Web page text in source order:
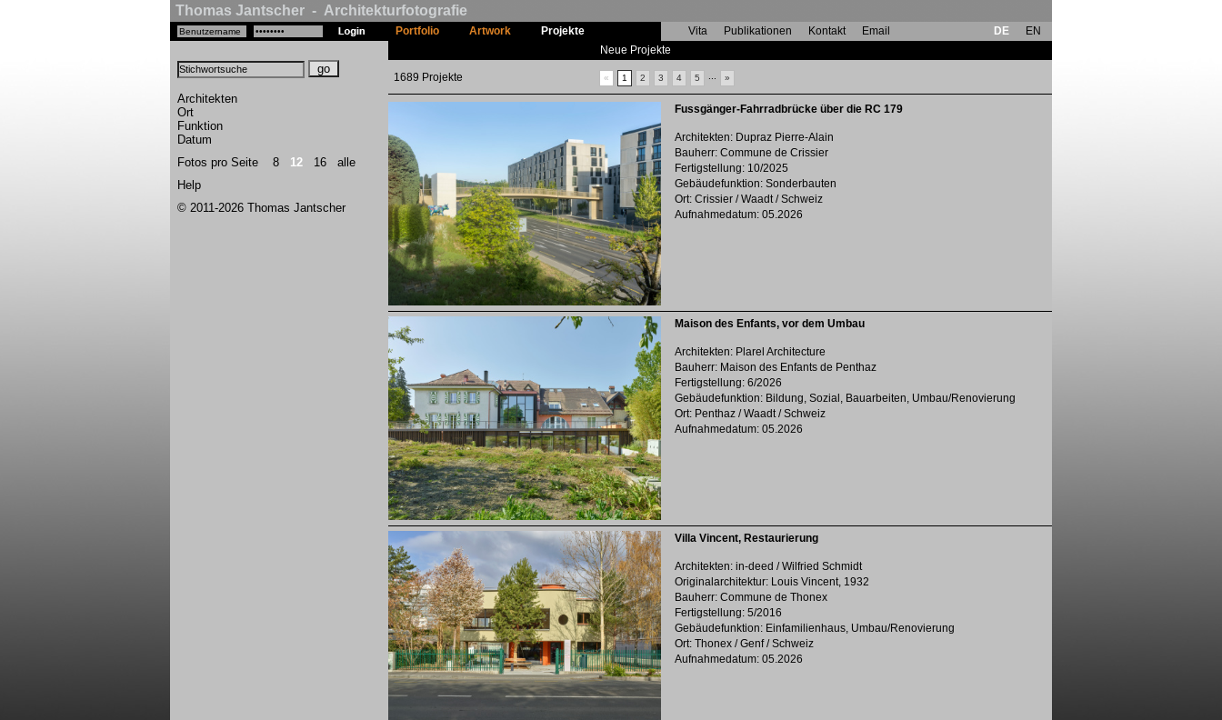
Thomas Jantscher - Architekturfotografie
Architekten
Ort
Funktion
Datum
Fotos pro Seite 8 12 16
alle
Help
© 2011-2026 Thomas Jantscher
Portfolio Artwork Projekte Vita Publikationen Kontakt Email DE
EN
Neue Projekte
1689 Projekte « 1 2 3 4 5 »
Fussgänger-Fahrradbrücke über die RC 179
Architekten: Dupraz Pierre-Alain
Bauherr: Commune de Crissier
Fertigstellung: 10/2025
Gebäudefunktion: Sonderbauten
Ort: Crissier / Waadt / Schweiz
Aufnahmedatum: 05.2026
Maison des Enfants, vor dem Umbau
Architekten: Plarel Architecture
Bauherr: Maison des Enfants de Penthaz
Fertigstellung: 6/2026
Gebäudefunktion: Bildung, Sozial, Bauarbeiten, Umbau/Renovierung
Ort: Penthaz / Waadt / Schweiz
Aufnahmedatum: 05.2026
Villa Vincent, Restaurierung
Architekten: in-deed / Wilfried Schmidt
Originalarchitektur: Louis Vincent, 1932
Bauherr: Commune de Thonex
Fertigstellung: 5/2016
Gebäudefunktion: Einfamilienhaus, Umbau/Renovierung
Ort: Thonex / Genf / Schweiz
Aufnahmedatum: 05.2026